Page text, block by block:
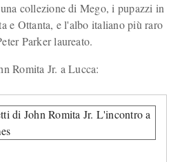
collezione di Mego, i pupazzi in
e Ottanta, e l'albo italiano più raro
Parker laureato.
Romita Jr. a Lucca: